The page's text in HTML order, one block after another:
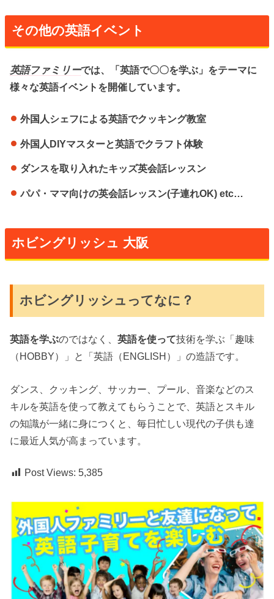
その他の英語イベント
英語ファミリーでは、「英語で〇〇を学ぶ」をテーマに
様々な英語イベントを開催しています。
外国人シェフによる英語でクッキング教室
外国人DIYマスターと英語でクラフト体験
ダンスを取り入れたキッズ英会話レッスン
パパ・ママ向けの英会話レッスン(子連れOK) etc…
ホビングリッシュ 大阪
ホビングリッシュってなに？
英語を学ぶのではなく、英語を使って技術を学ぶ「趣味
（HOBBY）」と「英語（ENGLISH）」の造語です。
ダンス、クッキング、サッカー、プール、音楽などのス
キルを英語を使って教えてもらうことで、英語とスキル
の知識が一緒に身につくと、毎日忙しい現代の子供も達
に最近人気が高まっています。
Post Views: 5,385